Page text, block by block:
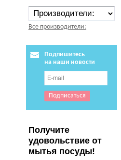
Все производители:
Подпишитесь
на наши новости
Получите
удовольствие от
мытья посуды!